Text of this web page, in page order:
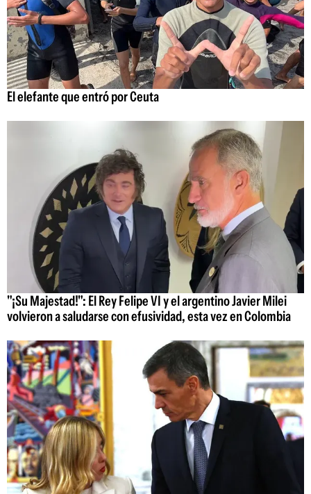
El elefante que entró por Ceuta
"¡Su Majestad!": El Rey Felipe VI y el argentino Javier Milei
volvieron a saludarse con efusividad, esta vez en Colombia